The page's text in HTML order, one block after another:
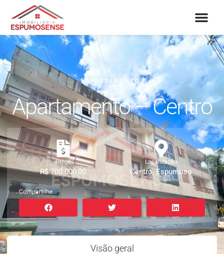
APARTAMENTO
Apartamento – Centro
Preço
R$ 700.000,00
Localização
Centro, Espumoso
Compartilhe
Visão geral